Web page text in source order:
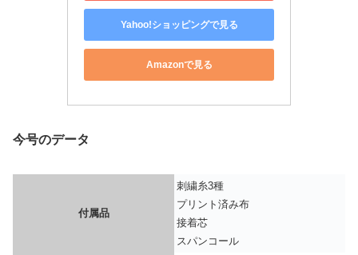
Yahoo!ショッピングで見る
Amazonで見る
今号のデータ
付属品
刺繍糸3種
プリント済み布
接着芯
スパンコール